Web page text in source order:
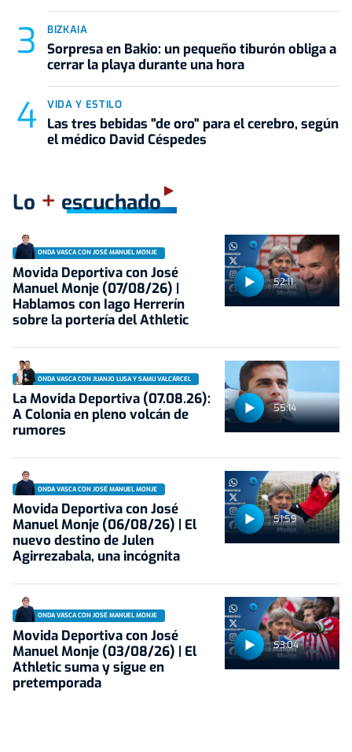
BIZKAIA
Sorpresa en Bakio: un pequeño tiburón obliga a
cerrar la playa durante una hora
VIDA Y ESTILO
Las tres bebidas "de oro" para el cerebro, según
el médico David Céspedes
Lo + escuchado
52:11
ONDA VASCA CON JOSÉ MANUEL MONJE
Movida Deportiva con José
Manuel Monje (07/08/26) |
Hablamos con Iago Herrerín
sobre la portería del Athletic
55:14
ONDA VASCA CON JUANJO LUSA Y SAMU VALCÁRCEL
La Movida Deportiva (07.08.26):
A Colonia en pleno volcán de
rumores
51:59
ONDA VASCA CON JOSÉ MANUEL MONJE
Movida Deportiva con José
Manuel Monje (06/08/26) | El
nuevo destino de Julen
Agirrezabala, una incógnita
53:04
ONDA VASCA CON JOSÉ MANUEL MONJE
Movida Deportiva con José
Manuel Monje (03/08/26) | El
Athletic suma y sigue en
pretemporada